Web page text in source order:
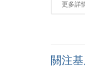
更多詳
關注